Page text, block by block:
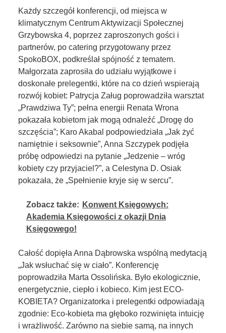
Każdy szczegół konferencji, od miejsca w
klimatycznym Centrum Aktywizacji Społecznej
Grzybowska 4, poprzez zaproszonych gości i
partnerów, po catering przygotowany przez
SpokoBOX, podkreślał spójność z tematem.
Małgorzata zaprosiła do udziału wyjątkowe i
doskonałe prelegentki, które na co dzień wspierają
rozwój kobiet: Patrycja Załug poprowadziła warsztat
„Prawdziwa Ty”; pełna energii Renata Wrona
pokazała kobietom jak mogą odnaleźć „Drogę do
szczęścia”; Karo Akabal podpowiedziała „Jak żyć
namiętnie i seksownie”, Anna Szczypek podjęła
próbę odpowiedzi na pytanie „Jedzenie – wróg
kobiety czy przyjaciel?”, a Celestyna D. Osiak
pokazała, że „Spełnienie kryje się w sercu”.
Zobacz także: Konwent Księgowych:
Akademia Księgowości z okazji Dnia
Księgowego!
Całość dopięła Anna Dąbrowska wspólną medytacją
„Jak wsłuchać się w ciało”. Konferencję
poprowadziła Marta Ossolińska. Było ekologicznie,
energetycznie, ciepło i kobieco. Kim jest ECO-
KOBIETA? Organizatorka i prelegentki odpowiadają
zgodnie: Eco-kobieta ma głęboko rozwinięta intuicję
i wrażliwość. Zarówno na siebie samą, na innych